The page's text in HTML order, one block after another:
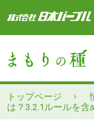
トップページ
は？3.2.1ルールを含